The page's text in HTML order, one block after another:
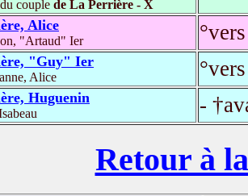
couple de La Perrière - X
Alice
"Artaud" Ier
"Guy" Ier
Alice
Huguenin -
Retour à